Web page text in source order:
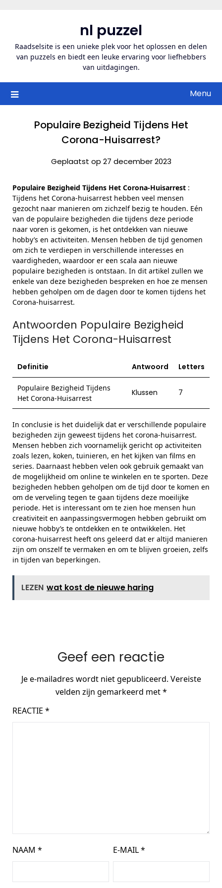
inhoud
nl puzzel
Raadselsite is een unieke plek voor het oplossen en delen
van puzzels en biedt een leuke ervaring voor liefhebbers
van uitdagingen.
Menu
Populaire Bezigheid Tijdens Het
Corona-Huisarrest?
Geplaatst op 27 december 2023
Populaire Bezigheid Tijdens Het Corona-Huisarrest :
Tijdens het Corona-huisarrest hebben veel mensen
gezocht naar manieren om zichzelf bezig te houden. Eén
van de populaire bezigheden die tijdens deze periode
naar voren is gekomen, is het ontdekken van nieuwe
hobby’s en activiteiten. Mensen hebben de tijd genomen
om zich te verdiepen in verschillende interesses en
vaardigheden, waardoor er een scala aan nieuwe
populaire bezigheden is ontstaan. In dit artikel zullen we
enkele van deze bezigheden bespreken en hoe ze mensen
hebben geholpen om de dagen door te komen tijdens het
Corona-huisarrest.
Antwoorden Populaire Bezigheid
Tijdens Het Corona-Huisarrest
Definitie Antwoord Letters
Populaire Bezigheid Tijdens
Het Corona-Huisarrest
Klussen 7
In conclusie is het duidelijk dat er verschillende populaire
bezigheden zijn geweest tijdens het corona-huisarrest.
Mensen hebben zich voornamelijk gericht op activiteiten
zoals lezen, koken, tuinieren, en het kijken van films en
series. Daarnaast hebben velen ook gebruik gemaakt van
de mogelijkheid om online te winkelen en te sporten. Deze
bezigheden hebben geholpen om de tijd door te komen en
om de verveling tegen te gaan tijdens deze moeilijke
periode. Het is interessant om te zien hoe mensen hun
creativiteit en aanpassingsvermogen hebben gebruikt om
nieuwe hobby’s te ontdekken en te ontwikkelen. Het
corona-huisarrest heeft ons geleerd dat er altijd manieren
zijn om onszelf te vermaken en om te blijven groeien, zelfs
in tijden van beperkingen.
LEZEN wat kost de nieuwe haring
Geef een reactie
Je e-mailadres wordt niet gepubliceerd. Vereiste
velden zijn gemarkeerd met*
REACTIE *
NAAM * E-MAIL*